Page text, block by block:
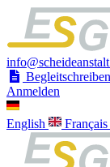
Begleitschreiben
Anmelden
English Français